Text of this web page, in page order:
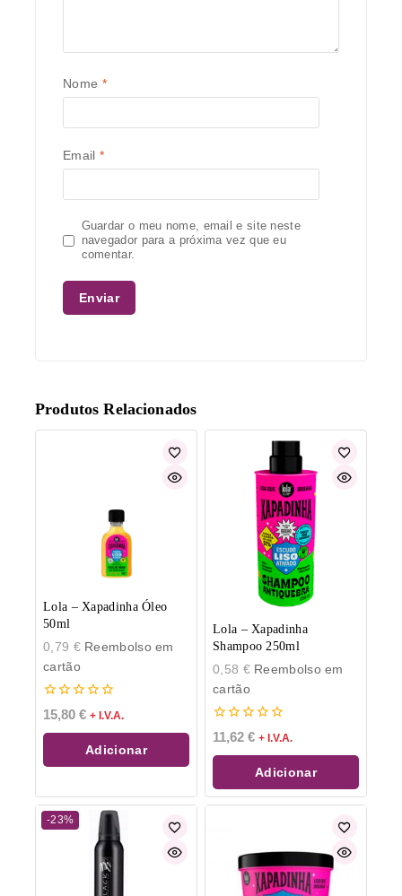
Nome *
Email *
Guardar o meu nome, email e site neste
navegador para a próxima vez que eu
comentar.
Produtos Relacionados
Lola – Xapadinha Óleo
50ml
0,79 €Reembolso em
cartão
0
de
5
15,80 € + I.V.A.
Adicionar
Lola – Xapadinha
Shampoo 250ml
0,58 €Reembolso em
cartão
0
de
5
11,62 € + I.V.A.
Adicionar
-23%